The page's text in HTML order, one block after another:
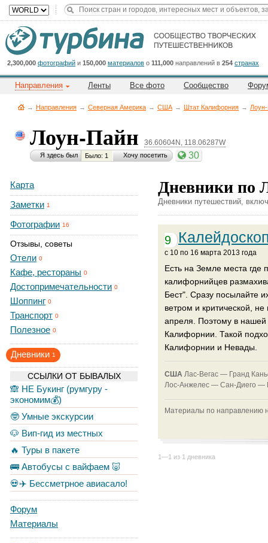
2,300,000 фотографий и 150,000 материалов о 111,000 направлений в 254 странах
Направления Ленты Все фото Сообщество
→ Направления → Северная Америка → CША → Штат Калифорния →
Лоун-Пайн 36.60604N, 118.06287W
Я здесь был Было: 1 Хочу посетить 30
Карта
Заметки 1
Фотографии 16
Отзывы, советы
Отели 0
Кафе, рестораны 0
Достопримечательности 0
Шоппинг 0
Транспорт 0
Полезное 0
Дневники 1
ССЫЛКИ ОТ БЫВАЛЫХ
🙈 НЕ Букинг (румгуру -
экономим💰)
🤓 Умные экскурсии
🐶 Вип-гид из местных
🔥 Туры в пакете
🚌 Автобусы с вайфаем 🐷
💀✈️ Бессметрное авиасало!
Форум
Материалы
Дневники по
Дневники путешествий,
9
c 10 по 16 марта 2013 года
Есть на Земле места где
калифорнийцев
Бест". Сразу посылайте
ветром и критической,
апреля. Поэтому в нашей
Калифорнии. Такой
Калифорнии и Невады.
CША Лас-Вегас — Гранд
Лос-Анжелес — Сан-Диего —
Материалы по направлению
1—1 из 1 дневника
Cейчас
на
сайте:
Title
Button